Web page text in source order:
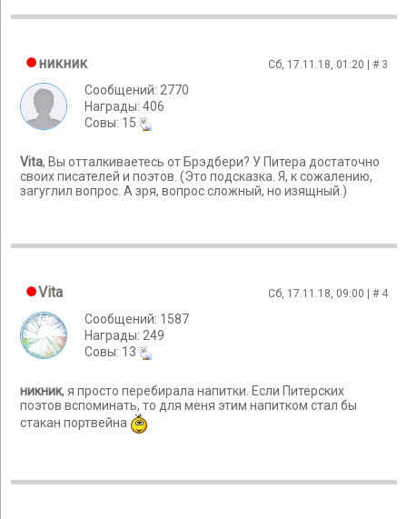
никник Сб, 17.11.18, 01:20 | # 3
Сообщений: 2770
Награды: 406
Cовы: 15
Vita, Вы отталкиваетесь от Брэдбери? У Питера достаточно
своих писателей и поэтов. (Это подсказка. Я, к сожалению,
загуглил вопрос. А зря, вопрос сложный, но изящный.)
Vita Сб, 17.11.18, 09:00 | # 4
Сообщений: 1587
Награды: 249
Cовы: 13
никник, я просто перебирала напитки. Если Питерских
поэтов вспоминать, то для меня этим напитком стал бы
стакан портвейна